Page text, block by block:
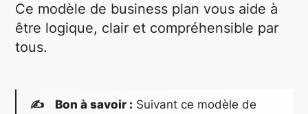
Ce modèle de business plan vous aide à
être logique, clair et compréhensible par
tous.
✍ Bon à savoir : Suivant ce modèle de